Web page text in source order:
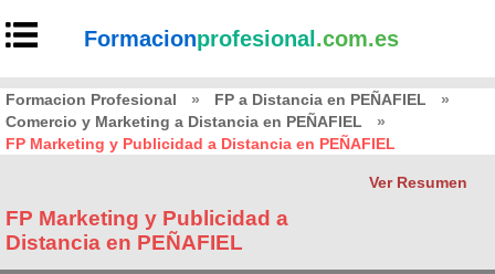
Formacionprofesional .com.es
Formacion Profesional » FP a Distancia en PEÑAFIEL
»
Comercio y Marketing a Distancia en PEÑAFIEL
»
FP Marketing y Publicidad a Distancia en PEÑAFIEL
Ver Resumen
FP Marketing y Publicidad a
Distancia en PEÑAFIEL